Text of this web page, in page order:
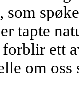
som
tapte
forblir ett
om oss